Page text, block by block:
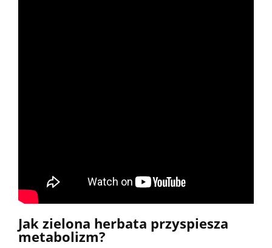
Jak zielona herbata przyspiesza
metabolizm?